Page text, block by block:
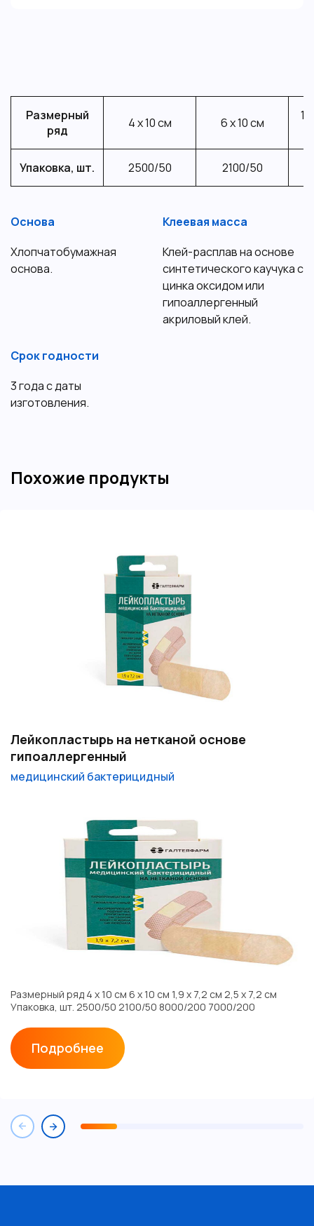
Размерный
ряд
4 х 10 см 6 х 10 см
Упаковка, шт. 2500/50 2100/50
Основа
Хлопчатобумажная
основа.
Клеевая масса
Клей-расплав на основе
синтетического каучука с
цинка оксидом или
гипоаллергенный
акриловый клей.
Срок годности
3 года с даты
изготовления.
Похожие продукты
Лейкопластырь на нетканой основе
гипоаллергенный
медицинский бактерицидный
Размерный ряд 4 х 10 см 6 х 10 см 1,9 х 7,2 см 2,5 х 7,2 см
Упаковка, шт. 2500/50 2100/50 8000/200 7000/200
Подробнее